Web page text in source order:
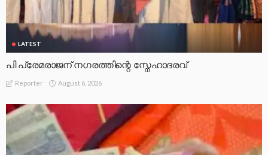
LATEST
പി പ്രേമരാജന് നഗരത്തിന്റെ സ്നേഹാദരവ്
Reporter August 6, 2026